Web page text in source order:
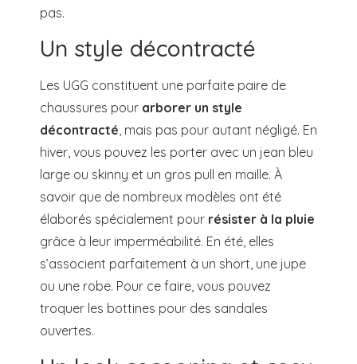
pas.
Un style décontracté
Les UGG constituent une parfaite paire de
chaussures pour arborer un style
décontracté, mais pas pour autant négligé. En
hiver, vous pouvez les porter avec un jean bleu
large ou skinny et un gros pull en maille. À
savoir que de nombreux modèles ont été
élaborés spécialement pour résister à la pluie
grâce à leur imperméabilité. En été, elles
s’associent parfaitement à un short, une jupe
ou une robe. Pour ce faire, vous pouvez
troquer les bottines pour des sandales
ouvertes.